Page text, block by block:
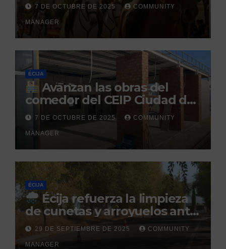
el Centro Militar de Cría
Caballar
7 DE OCTUBRE DE 2025 COMMUNITY
MANAGER
ÉCIJA
Avanzan las obras del
comedor del CEIP Ciudad del
Sol: su finalización está
prevista para finales de 2025
7 DE OCTUBRE DE 2025 COMMUNITY
MANAGER
ÉCIJA
Écija refuerza la limpieza
de cunetas y arroyuelos ante
la llegada de las lluvias
otoñales
29 DE SEPTIEMBRE DE 2025 COMMUNITY
MANAGER